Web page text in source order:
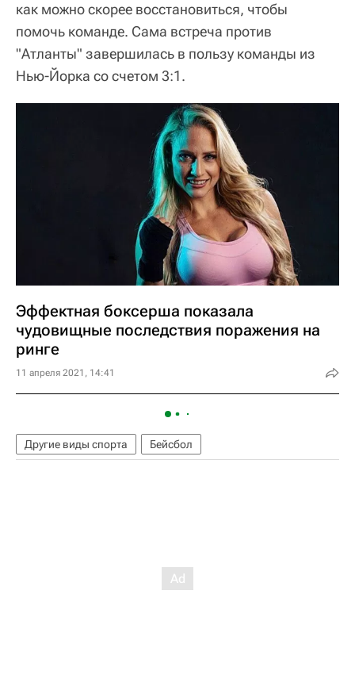
как можно скорее восстановиться, чтобы
помочь команде. Сама встреча против
"Атланты" завершилась в пользу команды из
Нью-Йорка со счетом 3:1.
Эффектная боксерша показала
чудовищные последствия поражения на
ринге
11 апреля 2021, 14:41
Другие виды спорта Бейсбол